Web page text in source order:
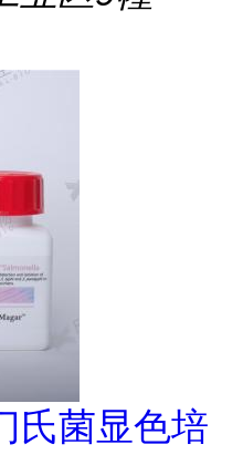
氏菌显色培